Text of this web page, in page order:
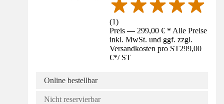
(1)
Preis — 299,00 € * Alle Preise
inkl. MwSt. und ggf. zzgl.
Versandkosten pro ST299,00
€*/ ST
Online bestellbar
Nicht reservierbar